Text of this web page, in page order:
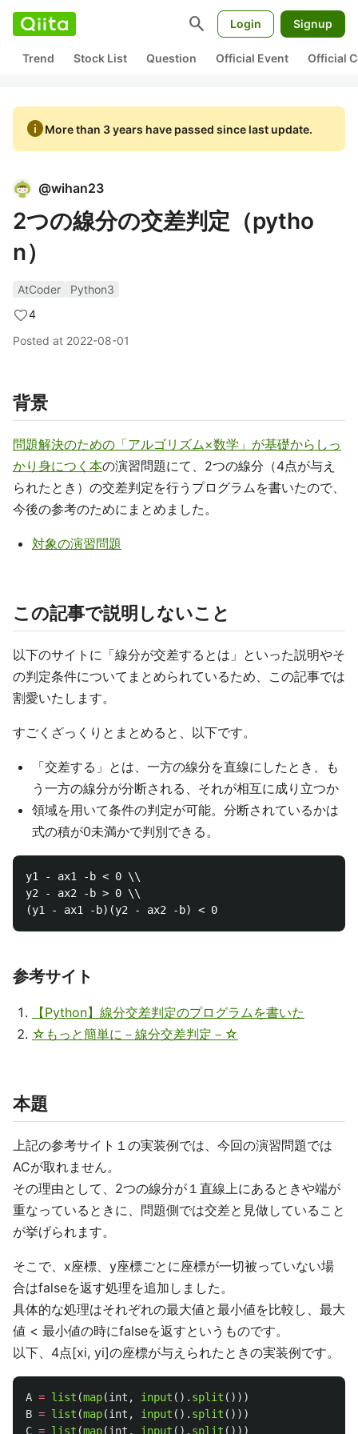
search Login Signup
Trend Stock List Question Official Event Official
infoMore than 3 years have passed since last update.
@wihan23
2つの線分の交差判定（pytho
n）
AtCoder
Python3
4
Posted at 2022-08-01
背景
問題解決のための「アルゴリズム×数学」が基礎からしっ
かり身につく本の演習問題にて、2つの線分（4点が与え
られたとき）の交差判定を行うプログラムを書いたので、
今後の参考のためにまとめました。
対象の演習問題
この記事で説明しないこと
以下のサイトに「線分が交差するとは」といった説明やそ
の判定条件についてまとめられているため、この記事では
割愛いたします。
すごくざっくりとまとめると、以下です。
「交差する」とは、一方の線分を直線にしたとき、も
う一方の線分が分断される、それが相互に成り立つか
領域を用いて条件の判定が可能。分断されているかは
式の積が0未満かで判別できる。
y1 - ax1 -b < 0 \\
y2 - ax2 -b > 0 \\
参考サイト
【Python】線分交差判定のプログラムを書いた
☆もっと簡単に－線分交差判定－☆
本題
上記の参考サイト１の実装例では、今回の演習問題では
ACが取れません。
その理由として、2つの線分が１直線上にあるときや端が
重なっているときに、問題側では交差と見做していること
が挙げられます。
そこで、x座標、y座標ごとに座標が一切被っていない場
合はfalseを返す処理を追加しました。
具体的な処理はそれぞれの最大値と最小値を比較し、最大
値 < 最小値の時にfalseを返すというものです。
以下、4点[xi, yi]の座標が与えられたときの実装例です。
A = list (map(int , input (). split ()))
B = list (map(int , input (). split ()))
C = list (map(int , input (). split ()))